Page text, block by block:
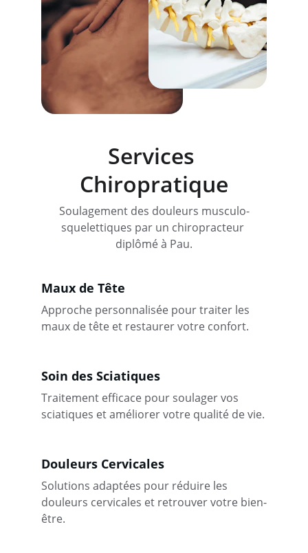
Services
Chiropratique
Soulagement des douleurs musculo-
squelettiques par un chiropracteur
diplômé à Pau.
Soin des Sciatiques
Traitement efficace pour soulager vos
sciatiques et améliorer votre qualité de vie.
Douleurs Cervicales
Solutions adaptées pour réduire les
douleurs cervicales et retrouver votre bien-
être.
Maux de Tête
Approche personnalisée pour traiter les
maux de tête et restaurer votre confort.